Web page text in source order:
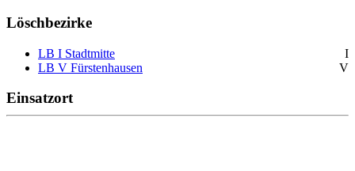
Löschbezirke
LB I Stadtmitte
I
LB V Fürstenhausen
V
Einsatzort